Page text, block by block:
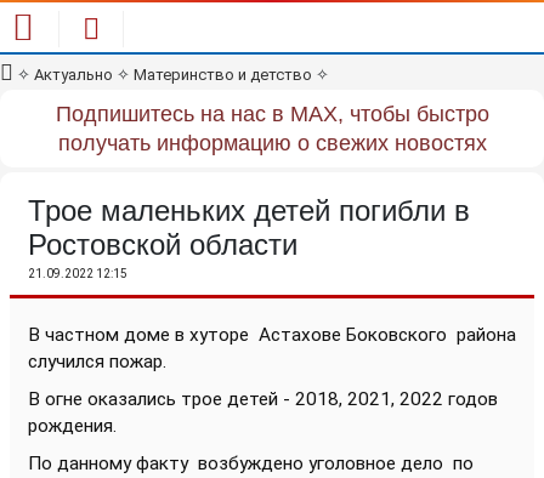
✧ Актуально ✧ Материнство и детство ✧
Подпишитесь на нас в MAX, чтобы быстро
получать информацию о свежих новостях
Трое маленьких детей погибли в
Ростовской области
21.09.2022 12:15
В частном доме в хуторе Астахове Боковского района
случился пожар.
В огне оказались трое детей - 2018, 2021, 2022 годов
рождения.
По данному факту возбуждено уголовное дело по